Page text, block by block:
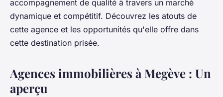
accompagnement de qualité à travers un marché
dynamique et compétitif. Découvrez les atouts de
cette agence et les opportunités qu'elle offre dans
cette destination prisée.
Agences immobilières à Megève : Un
aperçu